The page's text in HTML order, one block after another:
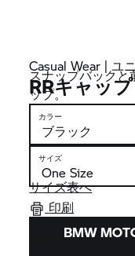
Casual Wear | ユ
RRキャップ
スナップバックと
ップ。
カラー
サイズ
サイズ表へ
印刷
BMW